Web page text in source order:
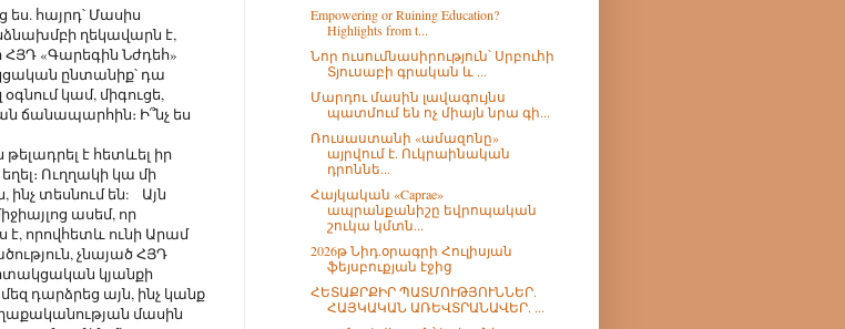
հայրդ՝ Մասիս
ղեկավարն է,
ՀՅԴ «Գարեգին Նժդեհ»
ընտանիք՝ դա
կամ, միգուցե,
ճանապարհին։ Ի՞նչ ես
է հետևել իր
Ուղղակի կա մի
ինչ տեսնում են: Այն
ասեմ, որ
որովհետև ունի Արամ
չնայած ՀՅԴ
կյանքի
դարձրեց այն, ինչ կանք
մասին
Empowering or Ruining Education?
Highlights from t...
Նոր ուսումնասիրություն՝ Սրբուհի
Տյուսաբի գրական և ...
Մարդու մասին լավագույնս
պատմում են ոչ միայն նրա գի...
Ռուսաստանի «ամազոնը»
այրվում է. Ուկրաինական
դրոննե...
Հայկական «Caprae»
ապրանքանիշը եվրոպական
շուկա կմտն...
2026թ Նիդ.օրագրի Հուլիսյան
ֆեյսբուքյան էջից
ՀԵՏԱՔՐՔԻՐ ՊԱՏՄՈՒԹՅՈՒՆՆԵՐ.
ՀԱՅԿԱԿԱՆ ԱՌԵՎՏՐԱՆԱՎԵՐ. ...